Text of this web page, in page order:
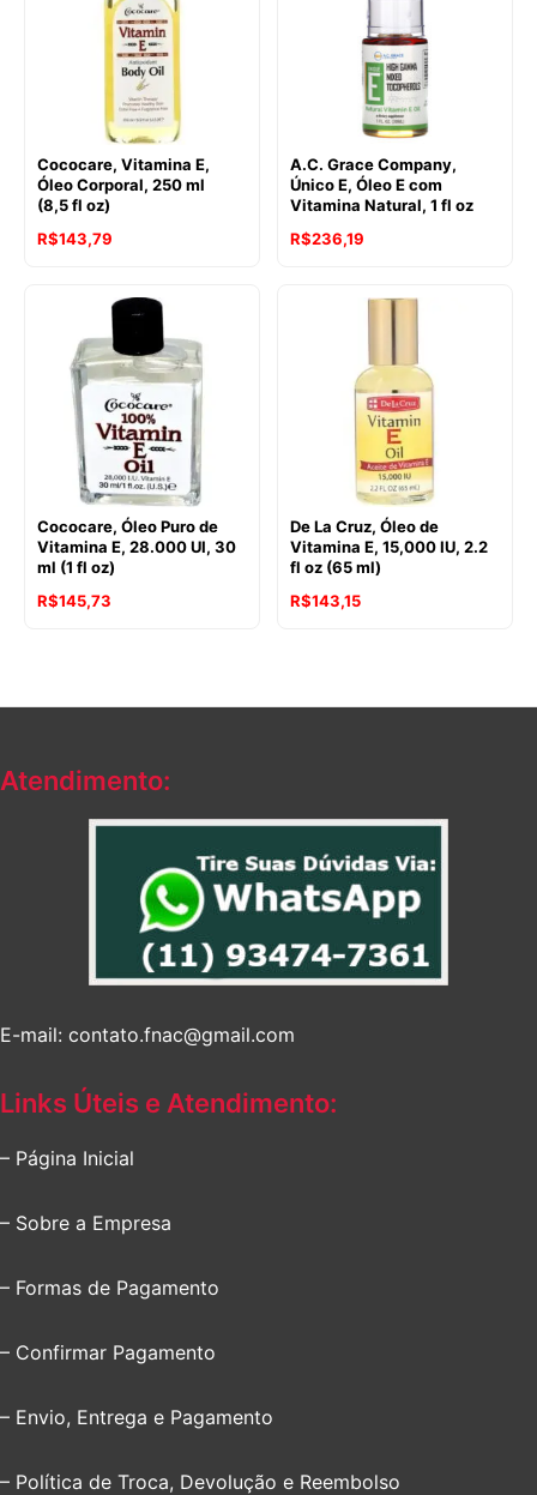
Cococare, Vitamina E,
Óleo Corporal, 250 ml
(8,5 fl oz)
R$143,79
A.C. Grace Company,
Único E, Óleo E com
Vitamina Natural, 1 fl oz
R$236,19
Cococare, Óleo Puro de
Vitamina E, 28.000 UI, 30
ml (1 fl oz)
R$145,73
De La Cruz, Óleo de
Vitamina E, 15,000 IU, 2.2
fl oz (65 ml)
R$143,15
Atendimento:
E-mail: contato.fnac@gmail.com
Links Úteis e Atendimento:
– Página Inicial
– Sobre a Empresa
– Formas de Pagamento
– Confirmar Pagamento
– Envio, Entrega e Pagamento
– Política de Troca, Devolução e Reembolso